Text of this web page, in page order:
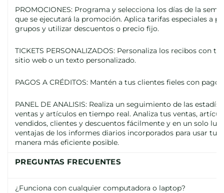
PROMOCIONES: Programa y selecciona los días de la
que se ejecutará la promoción. Aplica tarifas especiales a
grupos y utilizar descuentos o precio fijo.
TICKETS PERSONALIZADOS: Personaliza los recibos con
sitio web o un texto personalizado.
PAGOS A CRÉDITOS: Mantén a tus clientes fieles con
PANEL DE ANALISIS: Realiza un seguimiento de las
ventas y artículos en tiempo real. Analiza tus ventas,
vendidos, clientes y descuentos fácilmente y en un solo
ventajas de los informes diarios incorporados para usar tu
manera más eficiente posible.
PREGUNTAS FRECUENTES
¿Funciona con cualquier computadora o laptop?